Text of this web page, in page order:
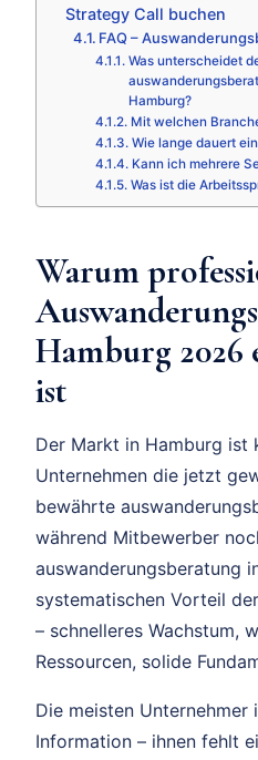
Strategy Call buchen
FAQ –
Was unterscheidet
Hamburg?
Mit welchen
Wie lange dauert
Kann ich mehrere
Was ist die
Warum
Hamburg 2026
ist
Der Markt in Hamburg ist
Unternehmen die jetzt
bewährte
während Mitbewerber
auswanderungsberatung
systematischen Vorteil
– schnelleres Wachstum,
Ressourcen, solide
Die meisten
Information – ihnen fehlt